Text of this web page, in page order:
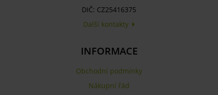
DIČ: CZ25416375
Další kontakty
INFORMACE
Obchodní podmínky
Nákupní řád